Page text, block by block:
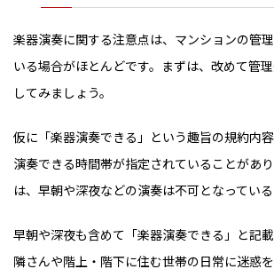
楽器演奏に関する注意点は、マンションの管
いる場合がほとんどです。まずは、改めて管
してみましょう。
仮に「楽器演奏できる」という趣旨の規約内容
演奏できる時間帯が指定されていることがあ
は、早朝や深夜などの演奏は不可となっている
早朝や深夜も含めて「楽器演奏できる」と記
隣さんや階上・階下に住む世帯の日常に迷惑